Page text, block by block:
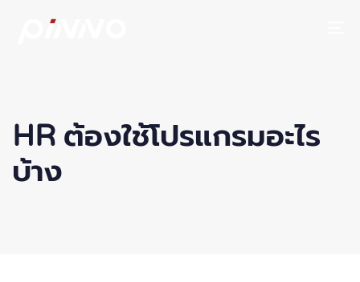
HR ต้องใช้โปรแกรมอะไร
บ้าง